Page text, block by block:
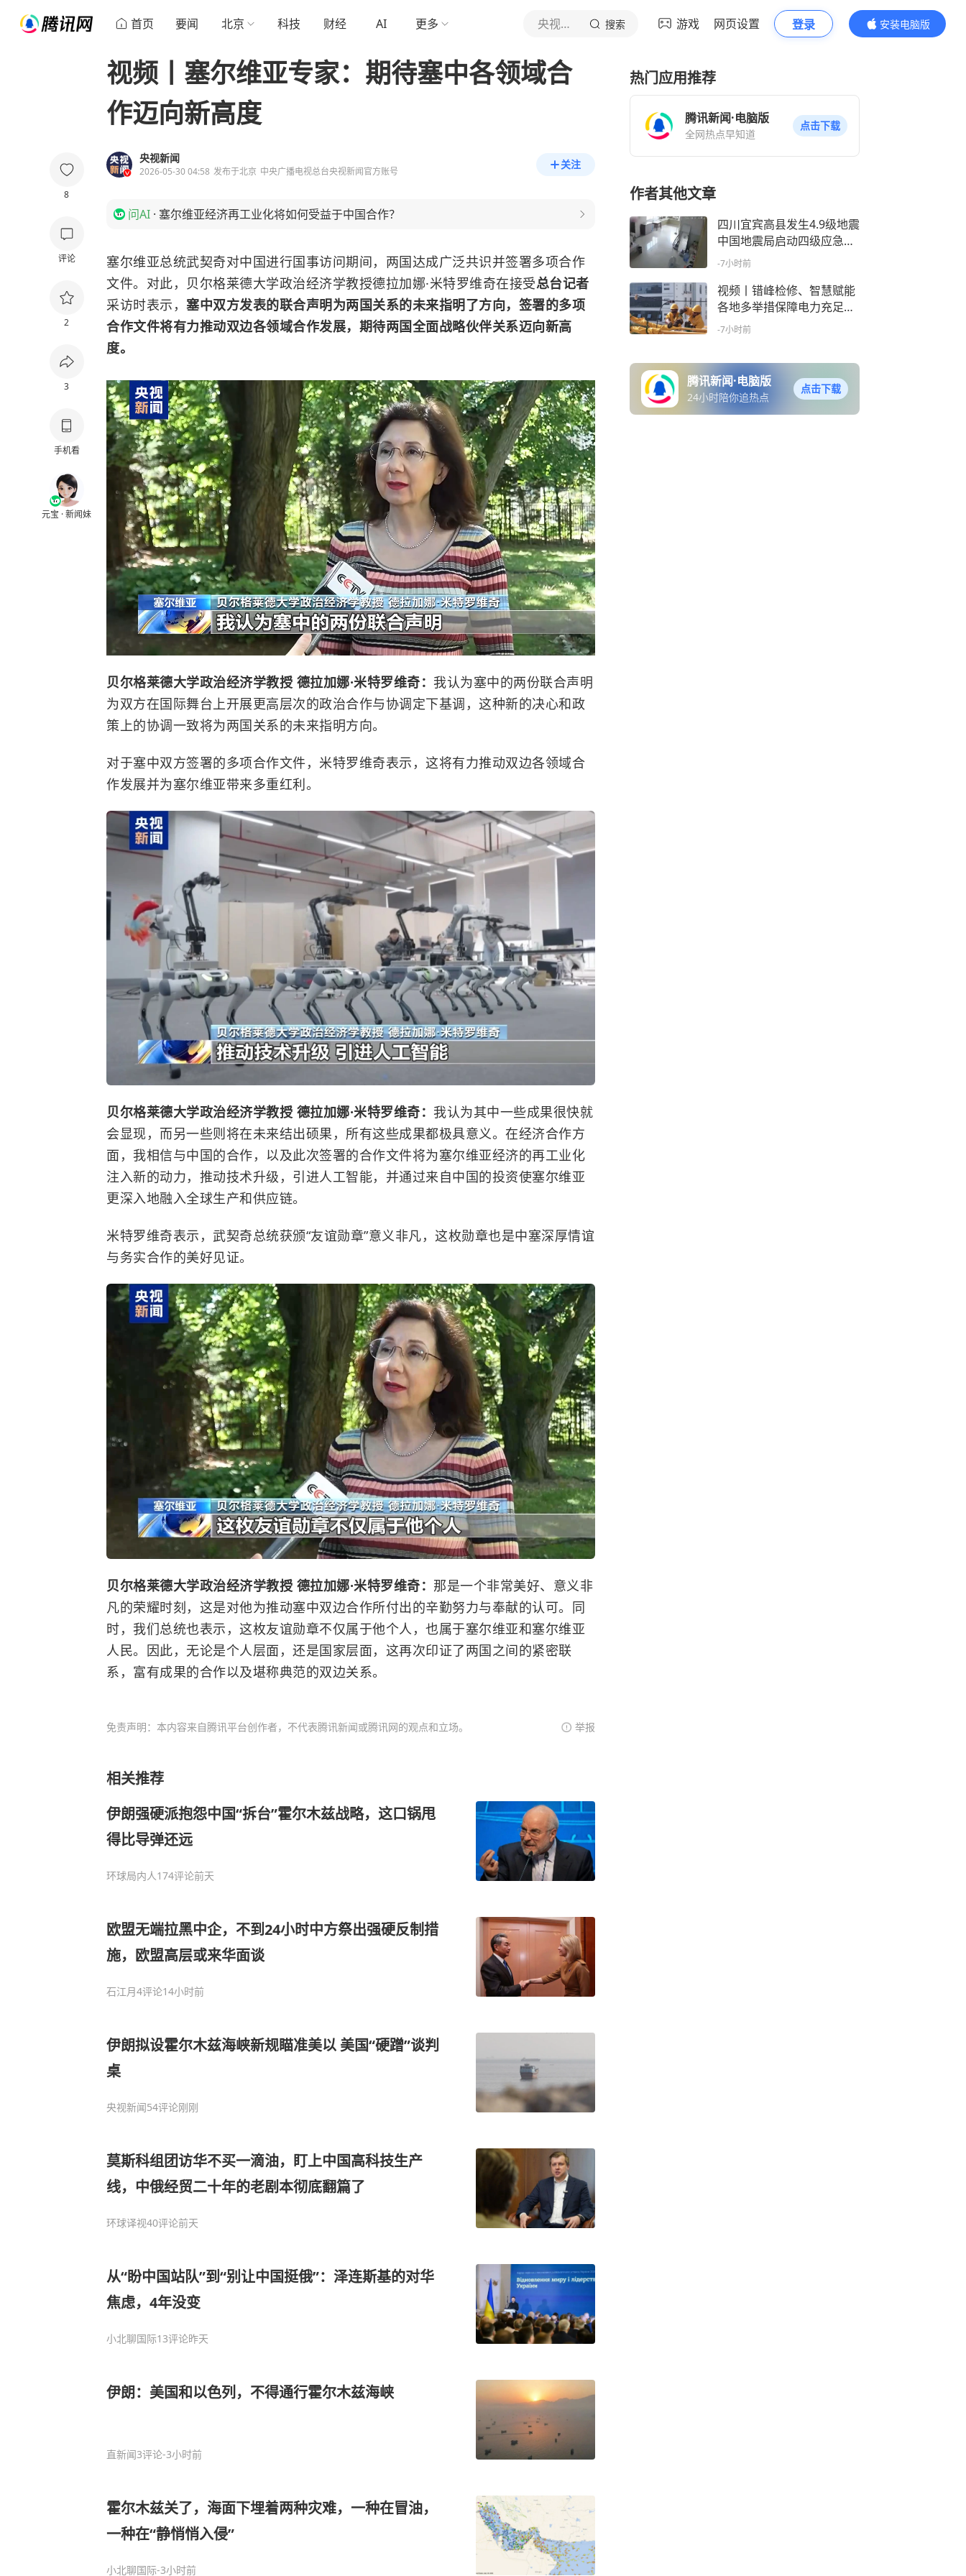
首页 要闻 北京 科技 财经 AI 更多 央视新闻 搜索 游戏 网页设置 登录
安装电脑版
内容更精彩
8
评论
2
3
手机看
元宝 · 新闻妹
视频丨塞尔维亚专家：期待塞中各领域合
作迈向新高度
央视新闻
2026-05-30 04:58 发布于北京 中央广播电视总台央视新闻官方账号
关注
问AI · 塞尔维亚经济再工业化将如何受益于中国合作？
塞尔维亚总统武契奇对中国进行国事访问期间，两国达成广泛共识并签署多项合作
文件。对此，贝尔格莱德大学政治经济学教授德拉加娜·米特罗维奇在接受总台记者
采访时表示， 塞中双方发表的联合声明为两国关系的未来指明了方向，签署的多项
合作文件将有力推动双边各领域合作发展，期待两国全面战略伙伴关系迈向新高
度。
贝尔格莱德大学政治经济学教授 德拉加娜·米特罗维奇： 我认为塞中的两份联合声明
为双方在国际舞台上开展更高层次的政治合作与协调定下基调，这种新的决心和政
策上的协调一致将为两国关系的未来指明方向。
对于塞中双方签署的多项合作文件，米特罗维奇表示，这将有力推动双边各领域合
作发展并为塞尔维亚带来多重红利。
贝尔格莱德大学政治经济学教授 德拉加娜·米特罗维奇： 我认为其中一些成果很快就
会显现，而另一些则将在未来结出硕果，所有这些成果都极具意义。在经济合作方
面，我相信与中国的合作，以及此次签署的合作文件将为塞尔维亚经济的再工业化
注入新的动力，推动技术升级，引进人工智能，并通过来自中国的投资使塞尔维亚
更深入地融入全球生产和供应链。
米特罗维奇表示，武契奇总统获颁“友谊勋章”意义非凡，这枚勋章也是中塞深厚情谊
与务实合作的美好见证。
贝尔格莱德大学政治经济学教授 德拉加娜·米特罗维奇： 那是一个非常美好、意义非
凡的荣耀时刻，这是对他为推动塞中双边合作所付出的辛勤努力与奉献的认可。同
时，我们总统也表示，这枚友谊勋章不仅属于他个人，也属于塞尔维亚和塞尔维亚
人民。因此，无论是个人层面，还是国家层面，这再次印证了两国之间的紧密联
系，富有成果的合作以及堪称典范的双边关系。
免责声明：本内容来自腾讯平台创作者，不代表腾讯新闻或腾讯网的观点和立场。 举报
相关推荐
伊朗强硬派抱怨中国“拆台”霍尔木兹战略，这口锅甩
得比导弹还远
环球局内人174评论前天
欧盟无端拉黑中企，不到24小时中方祭出强硬反制措
施，欧盟高层或来华面谈
石江月4评论14小时前
伊朗拟设霍尔木兹海峡新规瞄准美以 美国“硬蹭”谈判
桌
央视新闻54评论刚刚
莫斯科组团访华不买一滴油，盯上中国高科技生产
线，中俄经贸二十年的老剧本彻底翻篇了
环球译视40评论前天
从“盼中国站队”到“别让中国挺俄”：泽连斯基的对华
焦虑，4年没变
小北聊国际13评论昨天
伊朗：美国和以色列，不得通行霍尔木兹海峡
直新闻3评论-3小时前
霍尔木兹关了，海面下埋着两种灾难，一种在冒油，
一种在“静悄悄入侵”
小北聊国际-3小时前
热门应用推荐
腾讯新闻·电脑版
全网热点早知道
点击下载
作者其他文章
四川宜宾高县发生4.9级地震
中国地震局启动四级应急响
应
-7小时前
视频丨错峰检修、智慧赋能
各地多举措保障电力充足供
给
-7小时前
腾讯新闻·电脑版
24小时陪你追热点
点击下载